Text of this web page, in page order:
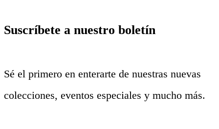
Suscríbete a nuestro boletín
Sé el primero en enterarte de nuestras nuevas
colecciones, eventos especiales y mucho más.